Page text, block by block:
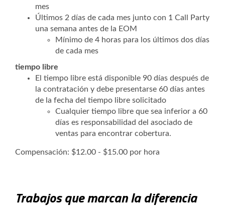
mes
Últimos 2 días de cada mes junto con 1 Call Party
una semana antes de la EOM
Mínimo de 4 horas para los últimos dos días
de cada mes
tiempo libre
El tiempo libre está disponible 90 días después de
la contratación y debe presentarse 60 días antes
de la fecha del tiempo libre solicitado
Cualquier tiempo libre que sea inferior a 60
días es responsabilidad del asociado de
ventas para encontrar cobertura.
Compensación: $12.00 - $15.00 por hora
Trabajos que marcan la diferencia